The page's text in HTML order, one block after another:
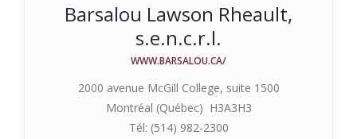
Barsalou Lawson Rheault,
s.e.n.c.r.l.
WWW.BARSALOU.CA/
2000 avenue McGill College, suite 1500
Montréal (Québec) H3A3H3
Tél: (514) 982-2300